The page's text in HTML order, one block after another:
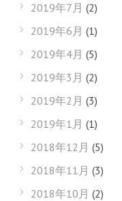
2019年7月 (2)
2019年6月 (1)
2019年4月 (5)
2019年3月 (2)
2019年2月 (3)
2019年1月 (1)
2018年12月 (5)
2018年11月 (3)
2018年10月 (2)